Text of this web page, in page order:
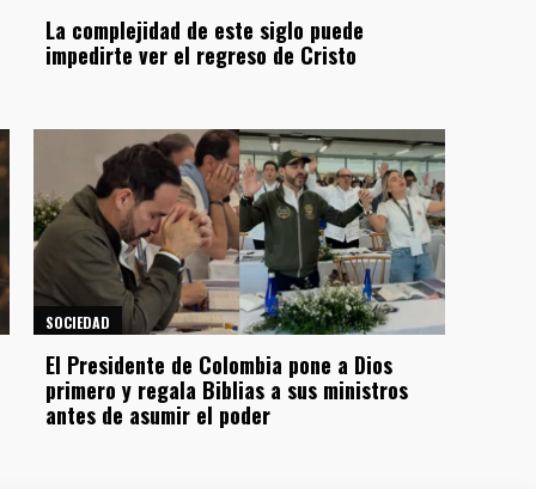
La complejidad de este siglo puede
impedirte ver el regreso de Cristo
SOCIEDAD
El Presidente de Colombia pone a Dios
primero y regala Biblias a sus ministros
antes de asumir el poder